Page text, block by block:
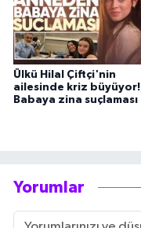
Ülkü Hilal Çiftçi'nin
ailesinde kriz büyüyor!
Babaya zina suçlaması
Yorumlar